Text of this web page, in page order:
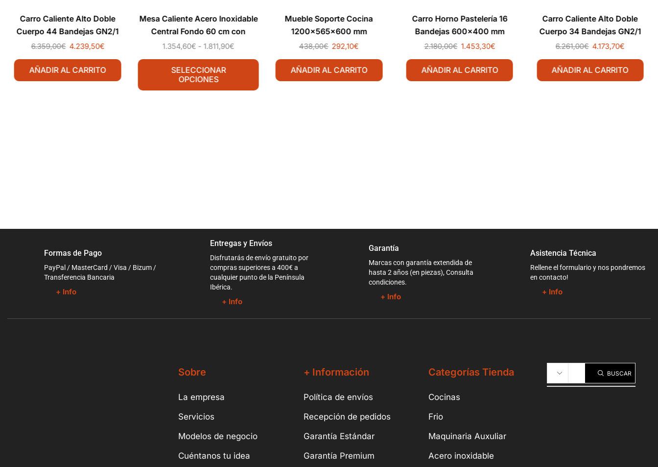
Carro Caliente Alto Doble
Cuerpo 44 Bandejas GN2/1
6.359,00€ 4.239,50€
AÑADIR AL CARRITO
Mesa Caliente Acero Inoxidable
Central Fondo 60 cm con
Puerta Corredera a 1 Cara
1.354,60€ - 1.811,90€
SELECCIONAR
OPCIONES
Mueble Soporte Cocina
1200x565x600 mm
438,00€ 292,10€
AÑADIR AL CARRITO
Carro Horno Pastelería 16
Bandejas 600×400 mm
2.180,00€ 1.453,30€
AÑADIR AL CARRITO
Carro Caliente Alto Doble
Cuerpo 34 Bandejas GN2/1
6.261,00€ 4.173,70€
AÑADIR AL CARRITO
Formas de Pago
PayPal / MasterCard / Visa / Bizum /
Transferencia Bancaria
+ Info
Entregas y Envíos
Disfrutarás de envío gratuito por
compras superiores a 400€ a
cualquier punto de la Península
Ibérica.
+ Info
Garantía
Marcas con garantía extendida de
hasta 2 años (en piezas), Consulta
condiciones.
+ Info
Asistencia Técnica
Rellene el formulario y nos pondremos
en contacto!
+ Info
Sobre
La empresa
Servicios
Modelos de negocio
Cuéntanos tu idea
+ Información
Política de envíos
Recepción de pedidos
Garantía Estándar
Garantía Premium
Categorías Tienda
Cocinas
Frio
Maquinaria Auxuliar
Acero inoxidable
BUSCAR